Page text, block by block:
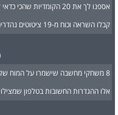
אספנו לך את 20 הקומדיות שהכי כדאי לראות עכשיו בנטפליקס!
קבלו השראה וכוח מ-19 ציטוטים נהדרים משירים ישראלים אהובים
8 משחקי מחשבה שישמרו על המוח שלכם חד ויתנו לכם רגע של שקט
אלו ההגדרות החשובות בטלפון